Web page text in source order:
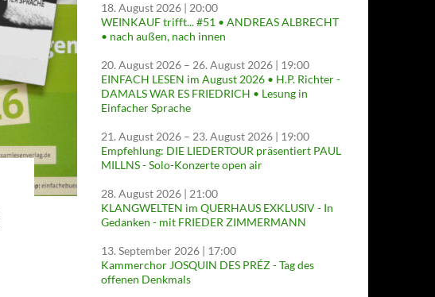
18. August 2026 | 20:00
WEINKAUF trifft... #51 • ANDREAS ALBRECHT
• nach außen, nach innen
20. August 2026 – 26. August 2026 | 19:00
EINFACH LESEN im August 2026 • H.P. Richter -
DAMALS WAR ES FRIEDRICH • Lesung in
Einfacher Sprache
21. August 2026 – 23. August 2026 | 19:00
Empfehlung: DIE LIEDERTOUR präsentiert PAUL
MILLNS - Solo-Konzerte open air
28. August 2026 | 21:00
KLANGWELTEN im QUERHAUS EXKLUSIV - In
Gedanken - mit FRIEDER ZIMMERMANN
13. September 2026 | 17:00
Kammerchor JOSQUIN DES PRÉZ - Tag des
offenen Denkmals